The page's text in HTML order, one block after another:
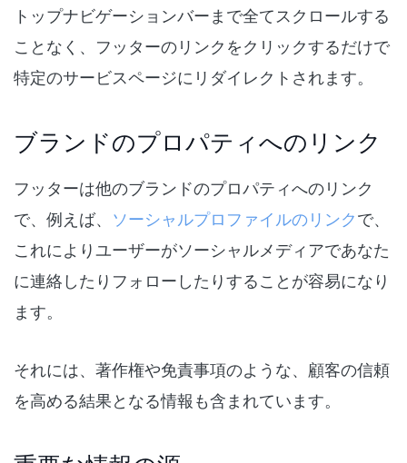
トップナビゲーションバーまで全てスクロールする
ことなく、フッターのリンクをクリックするだけで
特定のサービスページにリダイレクトされます。
ブランドのプロパティへのリンク
フッターは他のブランドのプロパティへのリンク
で、例えば、 ソーシャルプロファイルのリンクで、
これによりユーザーがソーシャルメディアであなた
に連絡したりフォローしたりすることが容易になり
ます。
それには、著作権や免責事項のような、顧客の信頼
を高める結果となる情報も含まれています。